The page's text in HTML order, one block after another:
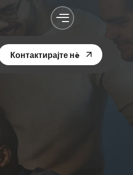
Контактирајте нè